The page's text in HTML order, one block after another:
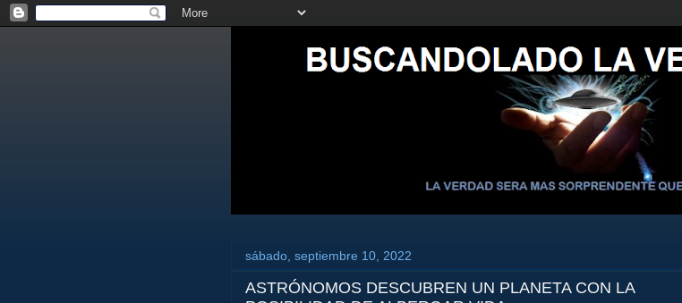
sábado, septiembre 10, 2022
ASTRÓNOMOS DESCUBREN UN PLANETA CON LA